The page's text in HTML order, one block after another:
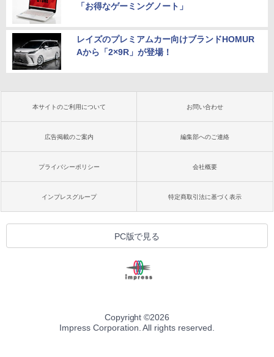
「お得なゲーミングノート」
レイズのプレミアムカー向けブランドHOMUR
Aから「2×9R」が登場！
本サイトのご利用について お問い合わせ
広告掲載のご案内 編集部へのご連絡
プライバシーポリシー 会社概要
インプレスグループ 特定商取引法に基づく表示
PC版で見る
Copyright ©2026
Impress Corporation. All rights reserved.